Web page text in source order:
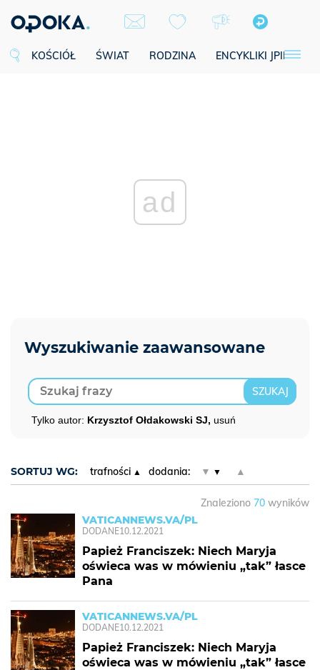
KOŚCIÓŁ ŚWIAT RODZINA ENCYKLIKI JPII
ad
Tylko autor: Krzysztof Ołdakowski SJ, usuń
SORTUJ WG: trafności dodania: ▼ ▲
Znaleziono 70 wyników
VATICANNEWS.VA/PL
DODANE10.12.2021
Papież Franciszek: Niech Maryja
oświeca was w mówieniu „tak” łasce
Pana
VATICANNEWS.VA/PL
DODANE10.12.2021
Papież Franciszek: Niech Maryja
oświeca was w mówieniu „tak” łasce